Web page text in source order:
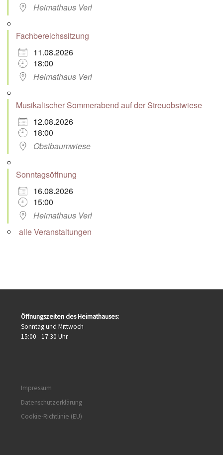
Heimathaus Verl
Fachbereichssitzung
11.08.2026
18:00
Heimathaus Verl
Musikalischer Sommerabend auf der Streuobstwiese
12.08.2026
18:00
Obstbaumwiese
Sonntagsöffnung
16.08.2026
15:00
Heimathaus Verl
alle Veranstaltungen
Öffnungszeiten des Heimathauses:
Sonntag und Mittwoch
15:00 - 17:30 Uhr.
Impressum
Datenschutzerklärung
Cookie-Richtlinie (EU)